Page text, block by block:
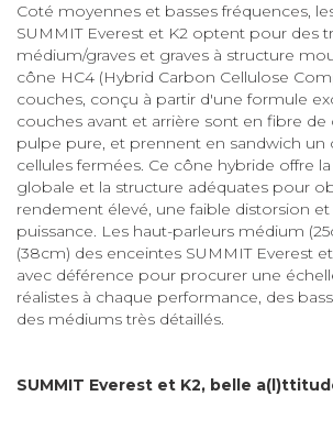
Coté moyennes et basses fréquences,
SUMMIT Everest et K2 optent pour des
médium/graves et graves à structure
cône HC4 (Hybrid Carbon Cellulose
couches, conçu à partir d'une formule
couches avant et arrière sont en fibre
pulpe pure, et prennent en sandwich
cellules fermées. Ce cône hybride offre
globale et la structure adéquates pour
rendement élevé, une faible distorsion
puissance. Les haut-parleurs médium
(38cm) des enceintes SUMMIT Everest
avec déférence pour procurer une
réalistes à chaque performance, des
des médiums très détaillés.
SUMMIT Everest et K2, belle